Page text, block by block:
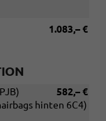
1.083,– €
582,– €
hinten 6C4)